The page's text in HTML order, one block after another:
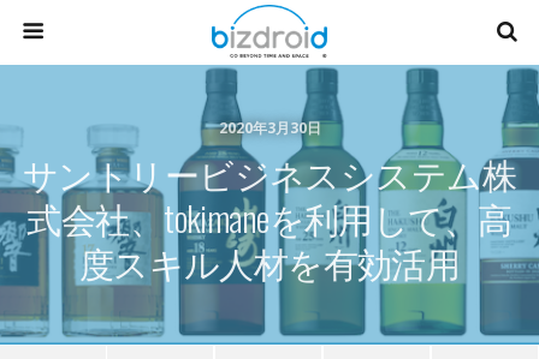
2020年3月30日
サントリービジネスシステム株
式会社、tokimaneを利用して、高
度スキル人材を有効活用